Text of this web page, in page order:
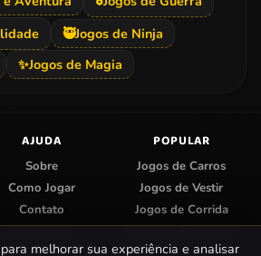
🥷Jogos de Ninja
✨Jogos de Magia
AJUDA
Sobre
Como Jogar
Contato
Enviar Jogo
POPULAR
Jogos de Carros
Jogos de Vestir
Jogos de Corrida
Jogos do Papa Louie
melhorar sua experiência e analisar